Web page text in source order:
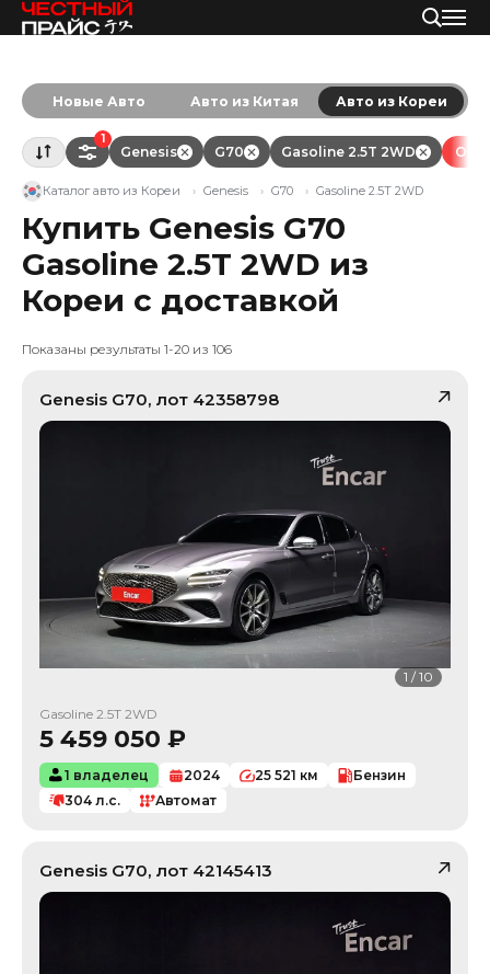
Новые Авто Авто из Китая Авто из Кореи
1
Genesis G70 Gasoline 2.5T 2WD
Каталог авто из Кореи Genesis G70 Gasoline 2.5T 2WD
Купить Genesis G70
Gasoline 2.5T 2WD из
Кореи с доставкой
Показаны результаты 1-20 из 106
Genesis G70, лот 42358798
1 /10
Gasoline 2.5T 2WD
5 459 050 ₽
1 владелец 2024 25 521 км
Бензин
304 л.с. Автомат
Genesis G70, лот 42145413